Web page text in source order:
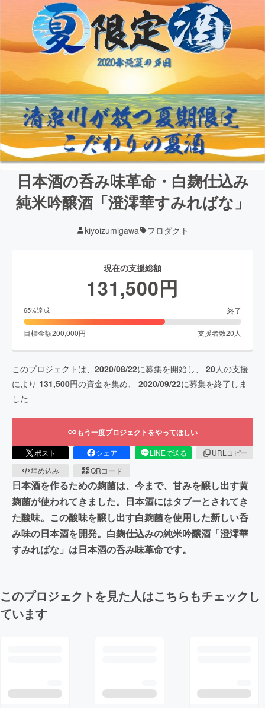
日本酒の呑み味革命・白麹仕込み
純米吟醸酒「澄澪華すみればな」
kiyoizumigawa プロダクト
現在の支援総額
131,500円
65%達成 終了
目標金額200,000円 支援者数20 人
このプロジェクトは、 2020/08/22に募集を開始し、 20人の支援
により 131,500円の資金を集め、 2020/09/22に募集を終了しま
した
もう一度プロジェクトをやってほしい
ポスト シェア LINEで送る
URLコピー
埋め込み
QRコード
日本酒を作るための麹菌は、今まで、甘みを醸し出す黄
麹菌が使われてきました。日本酒にはタブーとされてき
た酸味。この酸味を醸し出す白麹菌を使用した新しい呑
み味の日本酒を開発。白麹仕込みの純米吟醸酒「澄澪華
すみればな」は日本酒の呑み味革命です。
このプロジェクトを見た人はこちらもチェックし
ています